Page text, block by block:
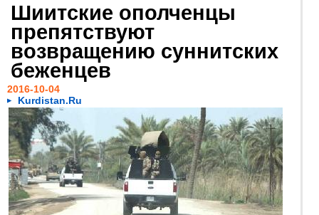
Шиитские ополченцы
препятствуют
возвращению суннитских
беженцев
2016-10-04
Kurdistan.Ru